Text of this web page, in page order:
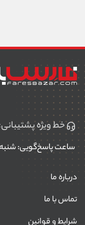
خط ویژه
ساعت پاسخ‌گویی: شنبه
درباره ما
تماس با ما